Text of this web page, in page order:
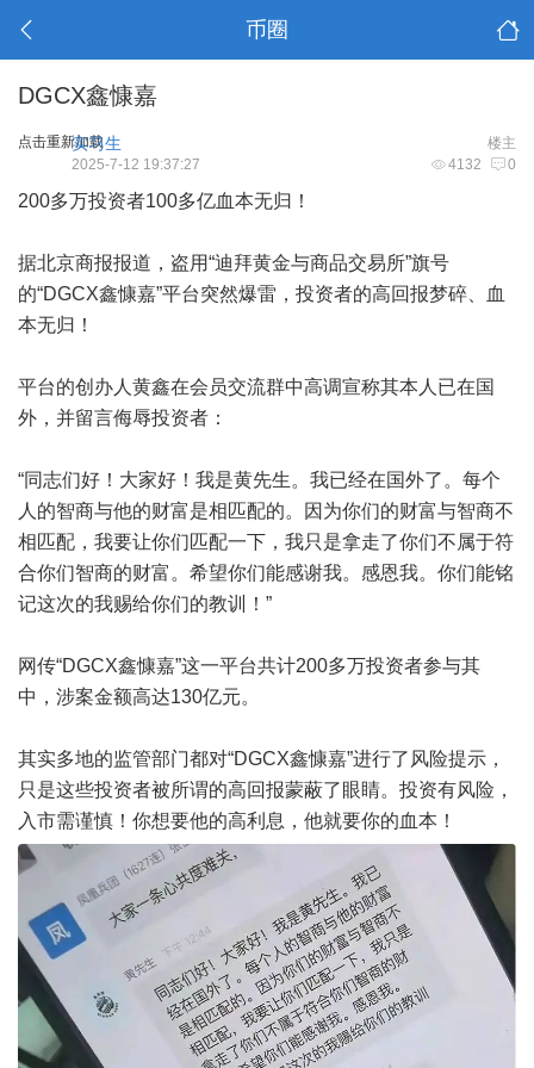
币圈
DGCX鑫慷嘉
点击重新加载 楼主
实习生
4132 0
2025-7-12 19:37:27
200多万投资者100多亿血本无归！
据北京商报报道，盗用“迪拜黄金与商品交易所”旗号
的“DGCX鑫慷嘉”平台突然爆雷，投资者的高回报梦碎、血
本无归！
平台的创办人黄鑫在会员交流群中高调宣称其本人已在国
外，并留言侮辱投资者：
“同志们好！大家好！我是黄先生。我已经在国外了。每个
人的智商与他的财富是相匹配的。因为你们的财富与智商不
相匹配，我要让你们匹配一下，我只是拿走了你们不属于符
合你们智商的财富。希望你们能感谢我。感恩我。你们能铭
记这次的我赐给你们的教训！”
网传“DGCX鑫慷嘉”这一平台共计200多万投资者参与其
中，涉案金额高达130亿元。
其实多地的监管部门都对“DGCX鑫慷嘉”进行了风险提示，
只是这些投资者被所谓的高回报蒙蔽了眼睛。投资有风险，
入市需谨慎！你想要他的高利息，他就要你的血本！